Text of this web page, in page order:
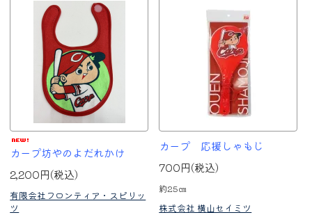
カープ坊やのよだれかけ
2,200円(税込)
有限会社フロンティア・スピリッ
ツ
カープ 応援しゃもじ
700円(税込)
約25㎝
株式会社 横山セイミツ